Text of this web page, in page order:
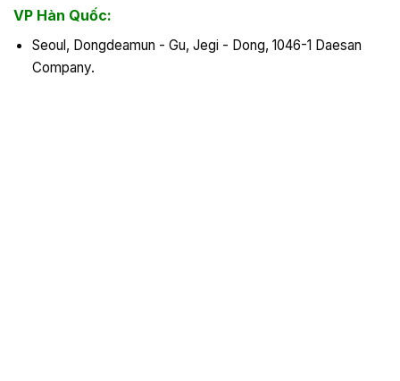
VP Hàn Quốc:
Seoul, Dongdeamun - Gu, Jegi - Dong, 1046-1 Daesan
Company.